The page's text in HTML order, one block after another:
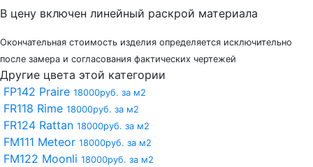
В цену включен линейный раскрой материала
Окончательная стоимость изделия определяется исключительно
после замера и согласования фактических чертежей
Другие цвета этой категории
FP142 Praire 18000руб. за м2
FR118 Rime 18000руб. за м2
FR124 Rattan 18000руб. за м2
FM111 Meteor 18000руб. за м2
FM122 Moonli 18000руб. за м2